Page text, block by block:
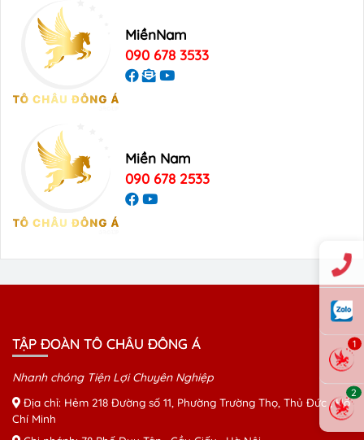
MiềnNam
090 678 3533
Miền Nam
090 678 2533
TẬP ĐOÀN TÔ CHÂU ĐÔNG Á
Nhanh chóng Tiện Lợi Chuyên Nghiệp
Địa chỉ: Hẻm 218 Đường số 11, Phường Trường Thọ, Thủ Đức , Hồ
Chí Minh
1
2